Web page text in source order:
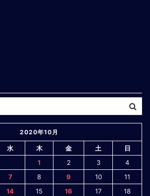
2020年10月
水 木 金 土
日
1
2 3
4
7 8 9 10
11
14 15 16 17 18